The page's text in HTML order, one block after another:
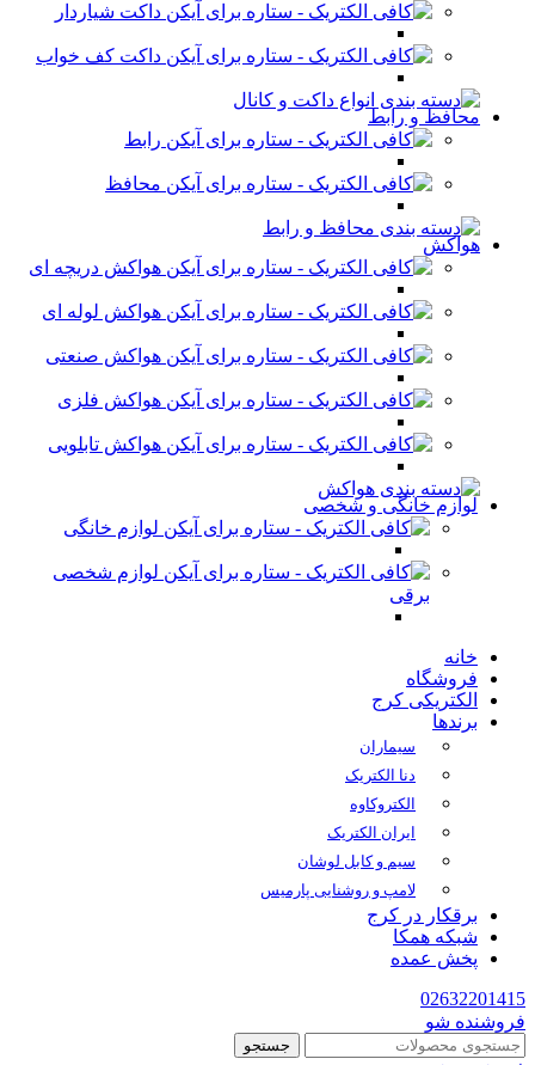
داکت شیاردار
داکت کف خواب
محافظ و رابط
رابط
محافظ
هواکش
هواکش دریچه ای
هواکش لوله ای
هواکش صنعتی
هواکش فلزی
هواکش تابلویی
لوازم خانگی و شخصی
لوازم خانگی
لوازم شخصی
برقی
خانه
فروشگاه
الکتریکی کرج
برندها
سیماران
دنا الکتریک
الکتروکاوه
ایران الکتریک
سیم و کابل لوشان
لامپ و روشنایی پارمیس
برقکار در کرج
شبکه همکا
پخش عمده
02632201415
فروشنده شو
جستجو